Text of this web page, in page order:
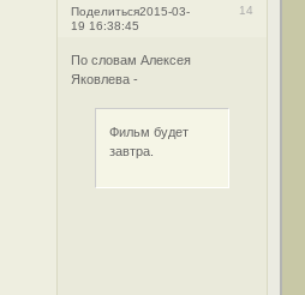
Поделиться 14
2015-03-
19 16:38:45
По словам Алексея
Яковлева -
Фильм будет
завтра.